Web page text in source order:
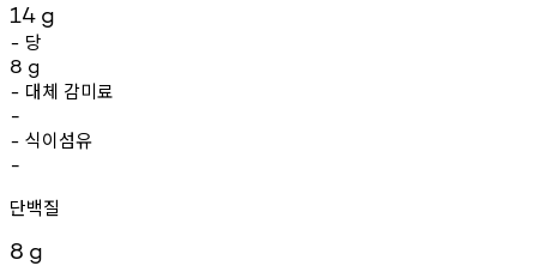
14 g
- 당
8 g
- 대체 감미료
-
- 식이섬유
-
단백질
8 g